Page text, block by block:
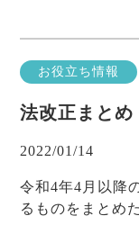
お役立ち情報
法改正まとめ
2022/01/14
令和4年4月以降
るものをまとめ